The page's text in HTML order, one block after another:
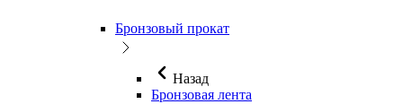
Бронзовый прокат
Назад
Бронзовая лента